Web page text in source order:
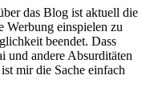
das Blog ist aktuell die
Werbung einspielen zu
beendet. Dass
und andere Absurditäten
mir die Sache einfach